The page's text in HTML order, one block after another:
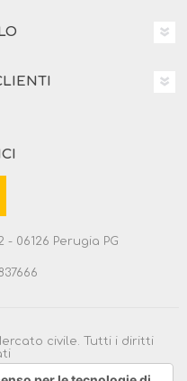
06126 Perugia PG
civile. Tutti i diritti